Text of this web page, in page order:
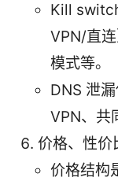
Kill
VPN/直
模式等。
DNS 泄
VPN、共
价格、性价
价格结构